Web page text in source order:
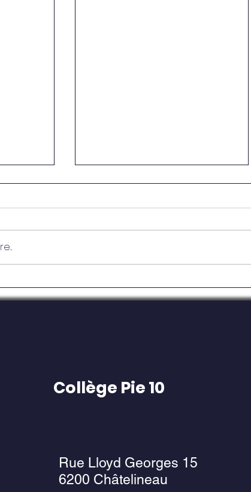
🎓
Collège Pie 10
Rue Lloyd Georges 15
6200 Châtelineau